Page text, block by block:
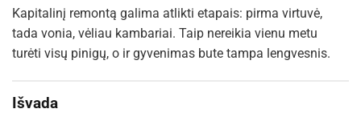
Kapitalinį remontą galima atlikti etapais: pirma virtuvė,
tada vonia, vėliau kambariai. Taip nereikia vienu metu
turėti visų pinigų, o ir gyvenimas bute tampa lengvesnis.
Išvada